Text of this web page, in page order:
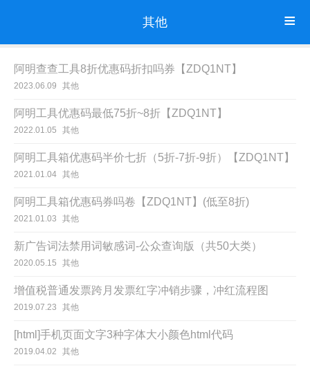
其他
阿明查查工具8折优惠码折扣吗券【ZDQ1NT】
2023.06.09 其他
阿明工具优惠码最低75折~8折【ZDQ1NT】
2022.01.05 其他
阿明工具箱优惠码半价七折（5折-7折-9折）【ZDQ1NT】
2021.01.04 其他
阿明工具箱优惠码券吗卷【ZDQ1NT】(低至8折)
2021.01.03 其他
新广告词法禁用词敏感词-公众查询版（共50大类）
2020.05.15 其他
增值税普通发票跨月发票红字冲销步骤，冲红流程图
2019.07.23 其他
[html]手机页面文字3种字体大小颜色html代码
2019.04.02 其他